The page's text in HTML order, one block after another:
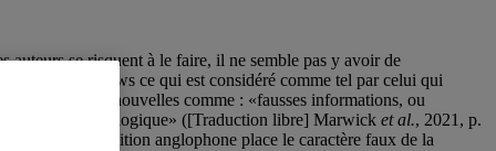
auteurs se risquent à le faire, il ne semble pas y avoir de
fake news ce qui est considéré comme tel par celui qui
les fausses nouvelles comme : «fausses informations, ou
politique ou idéologique» ([Traduction libre] Marwick et al., 2021, p.
la définition anglophone place le caractère faux de la